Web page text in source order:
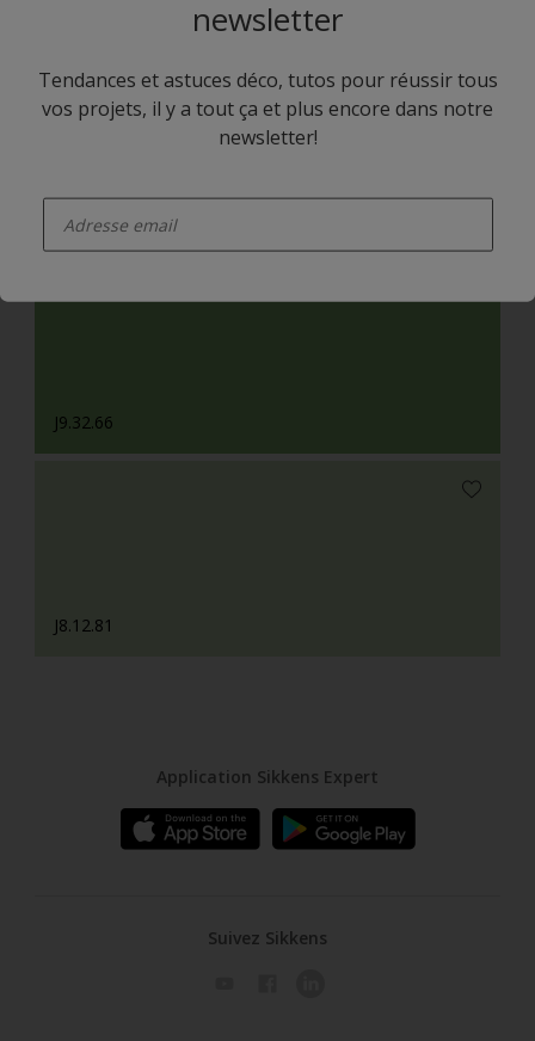
J3.32.42
J9.32.66
J8.12.81
newsletter
Tendances et astuces déco, tutos pour réussir tous
vos projets, il y a tout ça et plus encore dans notre
newsletter!
Application Sikkens Expert
Suivez Sikkens